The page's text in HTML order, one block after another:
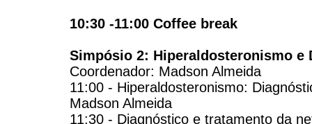
10:30 -11:00 Coffee break
Simpósio 2: Hiperaldosteronismo e
Coordenador: Madson Almeida
11:00 - Hiperaldosteronismo:
Madson Almeida
11:30 - Diagnóstico e tratamento da